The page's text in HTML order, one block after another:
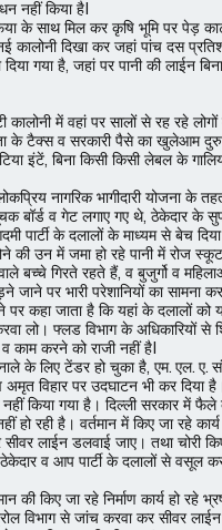
नहीं किया हैI
के साथ मिल कर कृषि भूमि पर पेड़
कालोनी दिखा कर जहां पांच दस
गया है, जहां पर पानी की लाईन
में वहां पर सालों से रह रहे
के टैक्स व सरकारी पैसे का खुलेआम
इंटें, बिना किसी किसी लेबल के
नागरिक भागीदारी योजना के
सूचक बॉर्ड व गेट लगाए गए थे, ठेकेदार के
पार्टी के दलालों के माध्यम से बेच
की उन में जमा हो रहे पानी में रोज
बच्चे गिरते रहते हैं, व बुजुर्गो व
पर भारी परेशानियों का सामना
कहा जाता है कि यहां के दलालों को
लो। फ्लड विभाग के अधिकारियों से
काम करने को राजी नहीं हैI
के लिए टेंडर हो चुका है, एम. एल. ए.
विहार पर उदघाटन भी कर दिया
किया गया है। दिल्ली सरकार में फैले
हो रही है। वर्तमान में किए जा रहे
सीवर लाईन डलवाई जाए। तथा चोरी
व आप पार्टी के दलालों से वसूल
की किए जा रहे निर्माण कार्य हो रहे
विभाग से जांच करवा कर सीवर